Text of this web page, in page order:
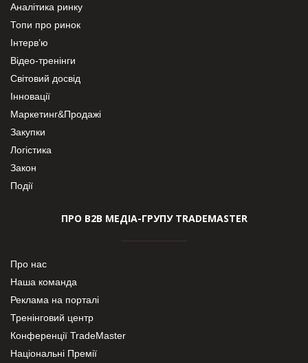
Аналітика ринку
Топи про ринок
Інтерв’ю
Відео-тренінги
Світовий досвід
Інновації
Маркетинг&Продажі
Закупки
Логістика
Закон
Події
ПРО В2В МЕДІА-ГРУПУ TRADEMASTER
Про нас
Наша команда
Реклама на порталі
Тренінговий центр
Конференції TradeMaster
Національні Премії